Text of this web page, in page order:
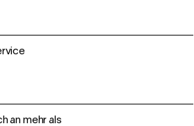
an mehr als